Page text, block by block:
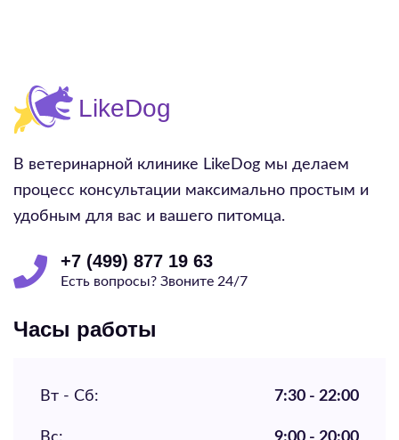
В ветеринарной клинике LikeDog мы делаем
процесс консультации максимально простым и
удобным для вас и вашего питомца.
+7 (499) 877 19 63
Есть вопросы? Звоните 24/7
Часы работы
Вт - Сб: 7:30 - 22:00